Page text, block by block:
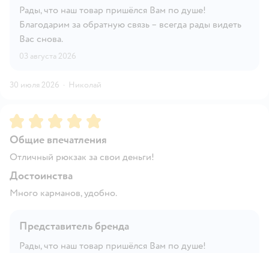
Рады, что наш товар пришёлся Вам по душе!
Благодарим за обратную связь – всегда рады видеть
Вас снова.
03 августа 2026
30 июля 2026 · Николай
Рейтинг:5
Общие впечатления
Отличный рюкзак за свои деньги!
Достоинства
Много карманов, удобно.
Представитель бренда
Рады, что наш товар пришёлся Вам по душе!